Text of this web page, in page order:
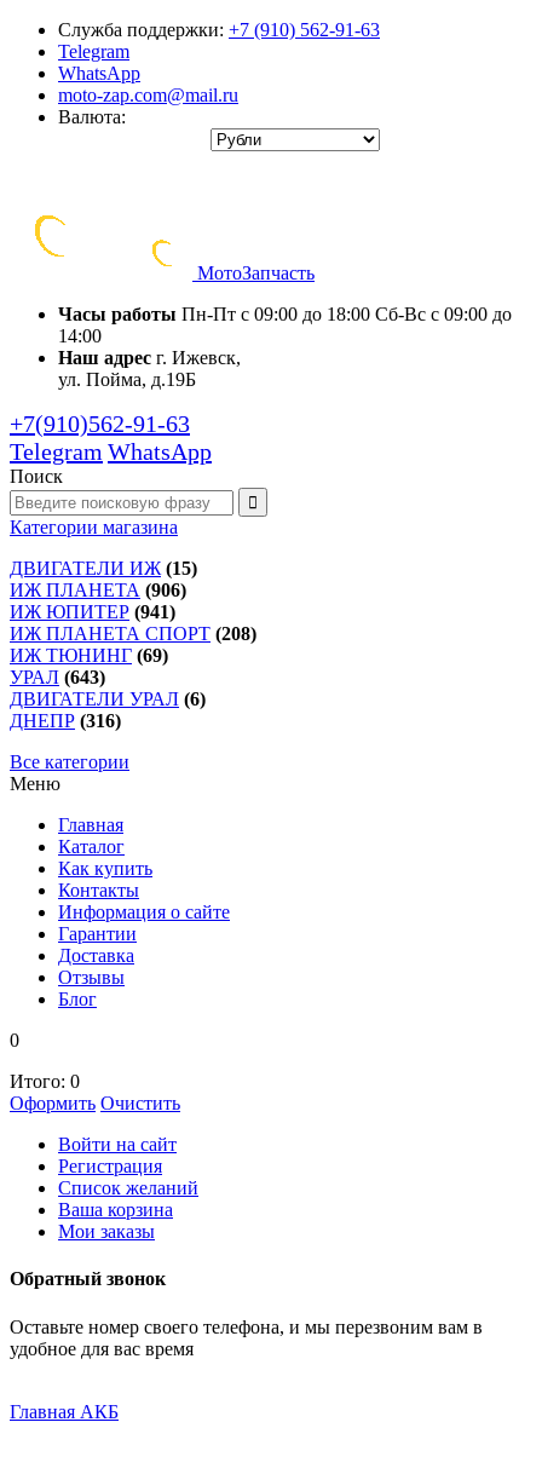
Служба поддержки: +7 (910) 562-91-63
Telegram
WhatsApp
moto-zap.com@mail.ru
Валюта:
МотоЗапчасть
Часы работы Пн-Пт с 09:00 до 18:00 Сб-Вс с 09:00 до
14:00
Наш адрес г. Ижевск,
ул. Пойма, д.19Б
+7(910)562-91-63
Telegram WhatsApp
Поиск
Категории магазина
ДВИГАТЕЛИ ИЖ (15)
ИЖ ПЛАНЕТА (906)
ИЖ ЮПИТЕР (941)
ИЖ ПЛАНЕТА СПОРТ (208)
ИЖ ТЮНИНГ (69)
УРАЛ (643)
ДВИГАТЕЛИ УРАЛ (6)
ДНЕПР (316)
Все категории
Меню
Главная
Каталог
Как купить
Контакты
Информация о сайте
Гарантии
Доставка
Отзывы
Блог
0
Итого: 0
Оформить Очистить
Войти на сайт
Регистрация
Список желаний
Ваша корзина
Мои заказы
Обратный звонок
Оставьте номер своего телефона, и мы перезвоним вам в
удобное для вас время
Главная АКБ